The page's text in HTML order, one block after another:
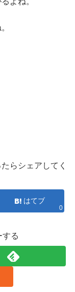
らシェアしてく
はてブ
0
する